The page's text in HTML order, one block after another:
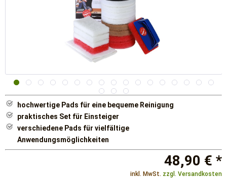
hochwertige Pads für eine bequeme Reinigung
praktisches Set für Einsteiger
verschiedene Pads für vielfältige
Anwendungsmöglichkeiten
48,90 € *
inkl. MwSt. zzgl. Versandkosten